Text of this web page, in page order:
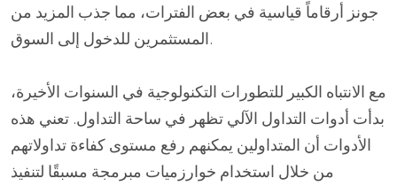
جونز أرقاماً قياسية في بعض الفترات، مما جذب المزيد من
المستثمرين للدخول إلى السوق.
مع الانتباه الكبير للتطورات التكنولوجية في السنوات الأخيرة،
بدأت أدوات التداول الآلي تظهر في ساحة التداول. تعني هذه
الأدوات أن المتداولين يمكنهم رفع مستوى كفاءة تداولاتهم
من خلال استخدام خوارزميات مبرمجة مسبقًا لتنفيذ